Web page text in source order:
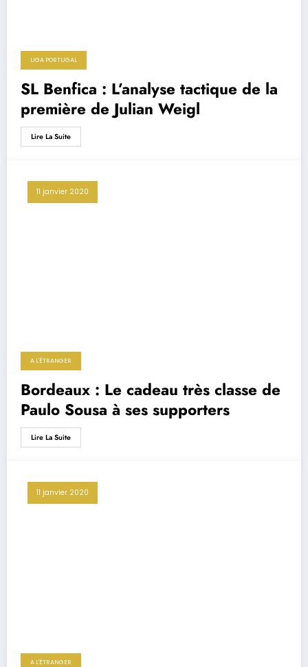
LIGA PORTUGAL
SL Benfica : L’analyse tactique de la
première de Julian Weigl
Lire La Suite
11 janvier 2020
A L'ÉTRANGER
Bordeaux : Le cadeau très classe de
Paulo Sousa à ses supporters
Lire La Suite
11 janvier 2020
A L'ÉTRANGER